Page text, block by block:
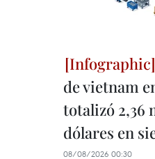
de vietnam
totalizó 2,36
dólares en
08/08/2026 00:30